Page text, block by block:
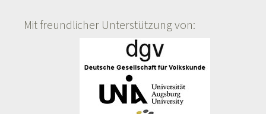
Mit freundlicher Unterstützung von: